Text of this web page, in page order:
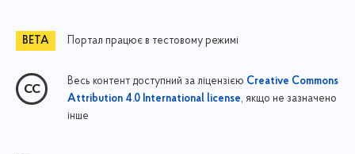
Портал працює в тестовому режимі
Весь контент доступний за ліцензією Creative Commons
Attribution 4.0 International license, якщо не зазначено
інше